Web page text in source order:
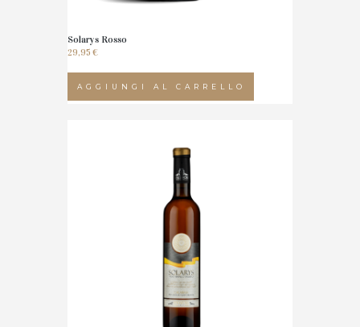
Solarys Rosso
29,95 €
AGGIUNGI AL CARRELLO